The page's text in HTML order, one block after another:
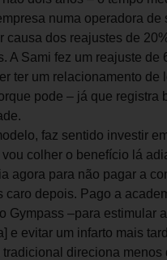
numa operadora de
causa dos reajustes de
A Sami fez um reajuste de
ter um relacionamento de
pode – já que registra
faz sentido investir
colher o benefício lá
agora para não pagar a
caro depois. Pago a
Gympass –para estimular
e evitar um infarto mais
tradicional direciona menos